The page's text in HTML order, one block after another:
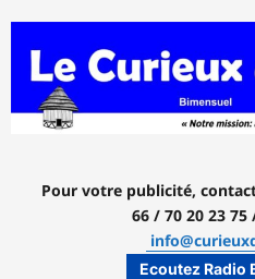
contenu
Pour votre publicité,
66 / 70 20 23 75
Ecoutez Radio